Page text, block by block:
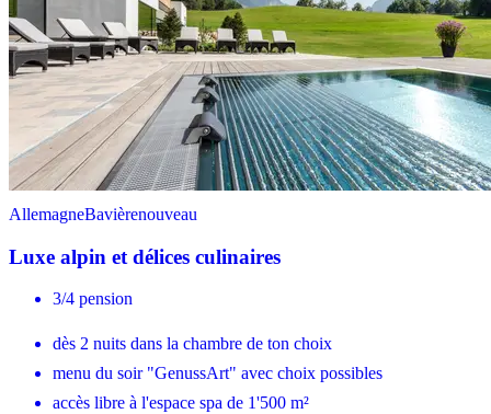
AllemagneBavièrenouveau
Luxe alpin et délices culinaires
3/4 pension
dès 2 nuits dans la chambre de ton choix
menu du soir "GenussArt" avec choix possibles
accès libre à l'espace spa de 1'500 m²